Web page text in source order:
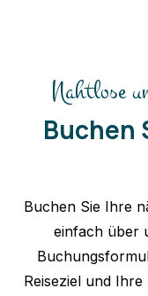
Nahtlose
Buchen
Buchen Sie Ihre
einfach über
Reiseziel und Ihre